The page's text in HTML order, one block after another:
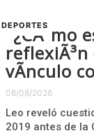
DEPORTES
"¿CÃ³mo
reflexiÃ³n
vÃ­nculo
08/08/2026
Leo reveló
2019 antes de la